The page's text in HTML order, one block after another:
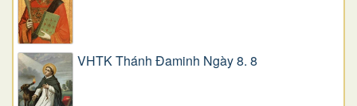
VHTK Thánh Đaminh Ngày 8. 8